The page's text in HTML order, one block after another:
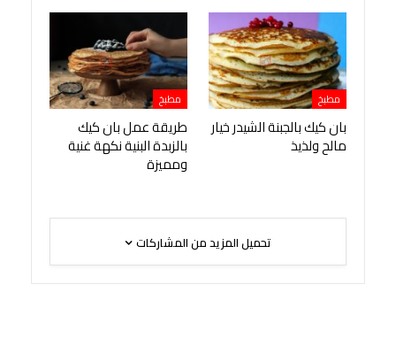
مطبخ
بان كيك بالجبنة الشيدر خيار
مالح ولذيذ
مطبخ
طريقة عمل بان كيك
بالزبدة البنية نكهة غنية
ومميزة
تحميل المزيد من المشاركات